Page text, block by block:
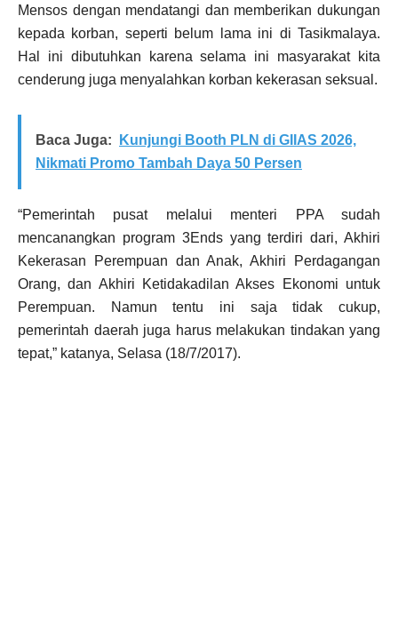
Mensos dengan mendatangi dan memberikan dukungan
kepada korban, seperti belum lama ini di Tasikmalaya.
Hal ini dibutuhkan karena selama ini masyarakat kita
cenderung juga menyalahkan korban kekerasan seksual.
Baca Juga:
Kunjungi Booth PLN di GIIAS 2026,
Nikmati Promo Tambah Daya 50 Persen
“Pemerintah pusat melalui menteri PPA sudah
mencanangkan program 3Ends yang terdiri dari, Akhiri
Kekerasan Perempuan dan Anak, Akhiri Perdagangan
Orang, dan Akhiri Ketidakadilan Akses Ekonomi untuk
Perempuan. Namun tentu ini saja tidak cukup,
pemerintah daerah juga harus melakukan tindakan yang
tepat,” katanya, Selasa (18/7/2017).